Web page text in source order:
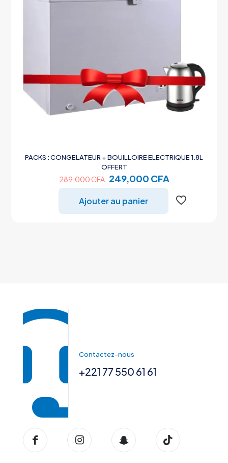
PACKS : CONGELATEUR + BOUILLOIRE ELECTRIQUE 1.8L
OFFERT
289,000CFA Le
prix
initial
était :
289,000 CFA.
249,000 CFALe
actuel
est :
Ajouter au panier
Contactez-nous
+221 77 550 61 61